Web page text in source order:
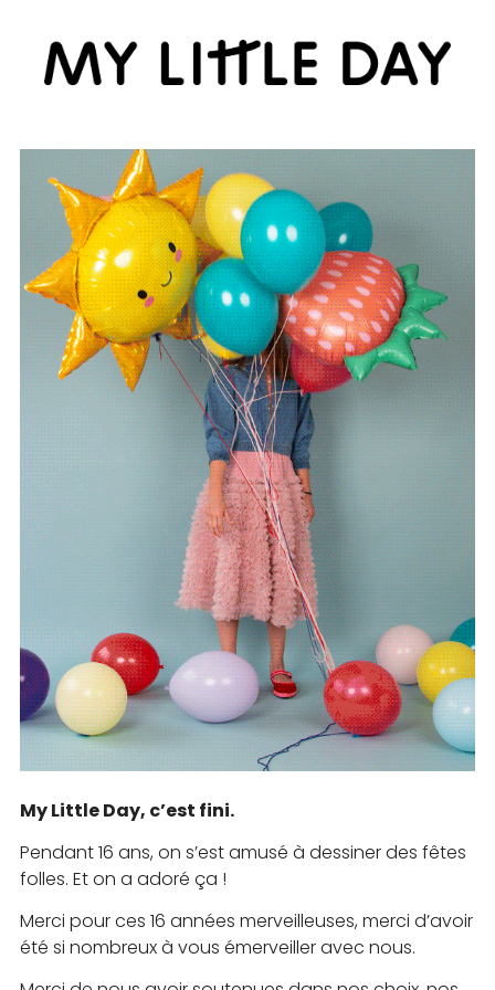
My Little Day, c’est fini.
Pendant 16 ans, on s’est amusé à dessiner des fêtes
folles. Et on a adoré ça !
Merci pour ces 16 années merveilleuses, merci d’avoir
été si nombreux à vous émerveiller avec nous.